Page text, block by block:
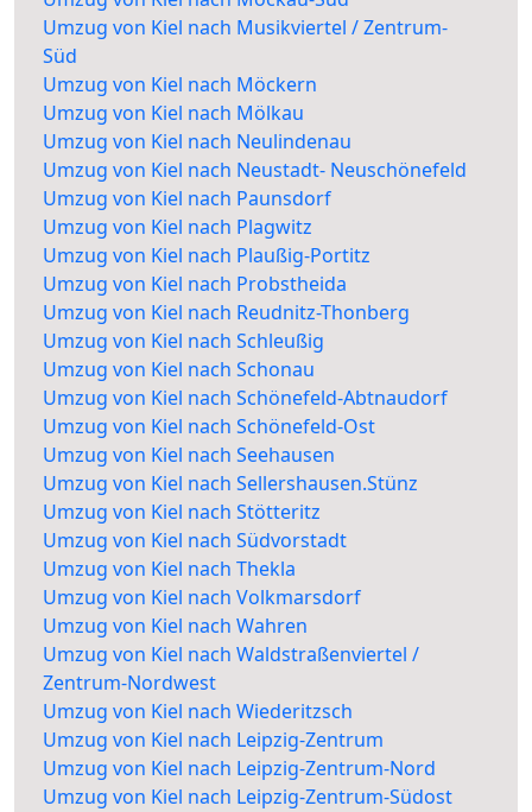
Umzug von Kiel nach Musikviertel / Zentrum-
Süd
Umzug von Kiel nach Möckern
Umzug von Kiel nach Mölkau
Umzug von Kiel nach Neulindenau
Umzug von Kiel nach Neustadt- Neuschönefeld
Umzug von Kiel nach Paunsdorf
Umzug von Kiel nach Plagwitz
Umzug von Kiel nach Plaußig-Portitz
Umzug von Kiel nach Probstheida
Umzug von Kiel nach Reudnitz-Thonberg
Umzug von Kiel nach Schleußig
Umzug von Kiel nach Schonau
Umzug von Kiel nach Schönefeld-Abtnaudorf
Umzug von Kiel nach Schönefeld-Ost
Umzug von Kiel nach Seehausen
Umzug von Kiel nach Sellershausen.Stünz
Umzug von Kiel nach Stötteritz
Umzug von Kiel nach Südvorstadt
Umzug von Kiel nach Thekla
Umzug von Kiel nach Volkmarsdorf
Umzug von Kiel nach Wahren
Umzug von Kiel nach Waldstraßenviertel /
Zentrum-Nordwest
Umzug von Kiel nach Wiederitzsch
Umzug von Kiel nach Leipzig-Zentrum
Umzug von Kiel nach Leipzig-Zentrum-Nord
Umzug von Kiel nach Leipzig-Zentrum-Südost